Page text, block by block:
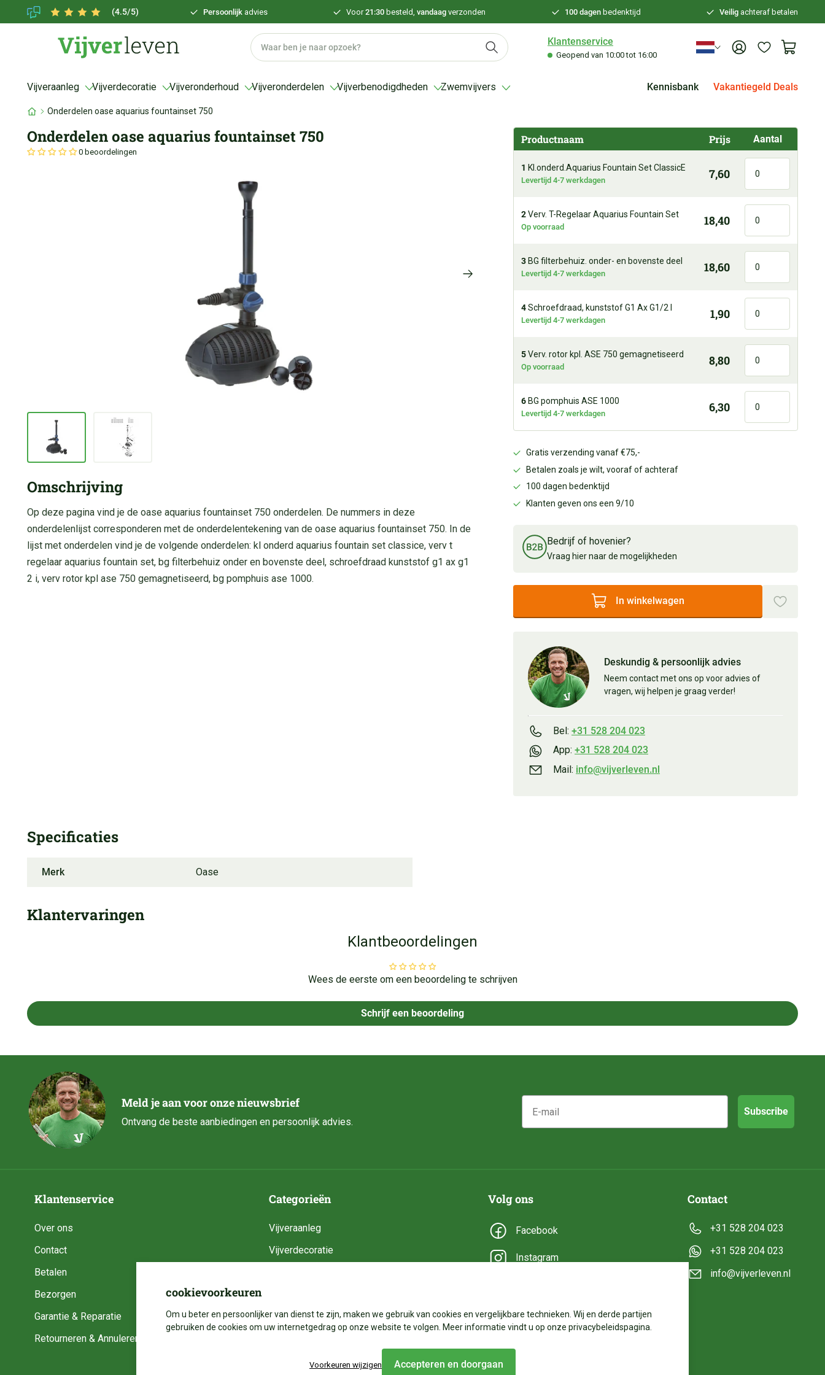
(4.5/5) Persoonlijk advies Voor21:30 besteld,vandaagverzonden 100 dagenbedenktijd Veiligachteraf betalen
Klantenservice
Geopend van 10:00 tot 16:00
Vijveraanleg Vijverdecoratie Vijveronderhoud Vijveronderdelen Vijverbenodigdheden Zwemvijvers Kennisbank Vakantiegeld Deals
Onderdelen oase aquarius fountainset 750
Onderdelen oase aquarius fountainset 750
0 beoordelingen
Productnaam Prijs Aantal
1 Kl.onderd.Aquarius Fountain Set ClassicE
Levertijd 4-7 werkdagen 7,60
2Verv. T-Regelaar Aquarius Fountain Set
Op voorraad 18,40
3 BG filterbehuiz. onder- en bovenste deel
Levertijd 4-7 werkdagen 18,60
4Schroefdraad, kunststof G1 Ax G1/2 I
Levertijd 4-7 werkdagen 1,90
5Verv. rotor kpl. ASE 750 gemagnetiseerd
Op voorraad 8,80
6 BG pomphuis ASE 1000
Levertijd 4-7 werkdagen 6,30
Gratis verzending vanaf €75,-
Betalen zoals je wilt, vooraf of achteraf
100 dagen bedenktijd
Klanten geven ons een 9/10
Bedrijf of hovenier?
Vraag hier naar de mogelijkheden
In winkelwagen
Deskundig & persoonlijk advies
Neem contact met ons op voor advies of
vragen, wij helpen je graag verder!
Bel: +31 528 204 023
App: +31 528 204 023
Mail: info@vijverleven.nl
Omschrijving
Op deze pagina vind je de oase aquarius fountainset 750 onderdelen. De nummers in deze
onderdelenlijst corresponderen met de onderdelentekening van de oase aquarius fountainset 750. In de
lijst met onderdelen vind je de volgende onderdelen: kl onderd aquarius fountain set classice, verv t
regelaar aquarius fountain set, bg filterbehuiz onder en bovenste deel, schroefdraad kunststof g1 ax g1
2 i, verv rotor kpl ase 750 gemagnetiseerd, bg pomphuis ase 1000.
Specificaties
Merk Oase
Klantervaringen
Klantbeoordelingen
Wees de eerste om een beoordeling te schrijven
Schrijf een beoordeling
Meld je aan voor onze nieuwsbrief
Ontvang de beste aanbiedingen en persoonlijk advies.
E-mail
Subscribe
Klantenservice
Over ons
Contact
Betalen
Bezorgen
Garantie & Reparatie
Retourneren & Annuleren
Categorieën
Vijveraanleg
Vijverdecoratie
Vijverbenodigdheden
Volg ons
Facebook
Instagram
Contact
+31 528 204 023
+31 528 204 023
info@vijverleven.nl
cookievoorkeuren
Om u beter en persoonlijker van dienst te zijn, maken we gebruik van cookies en vergelijkbare technieken. Wij en derde partijen
gebruiken de cookies om uw internetgedrag op onze website te volgen. Meer informatie vindt u op onze privacybeleidspagina.
Voorkeuren wijzigen Accepteren en doorgaan